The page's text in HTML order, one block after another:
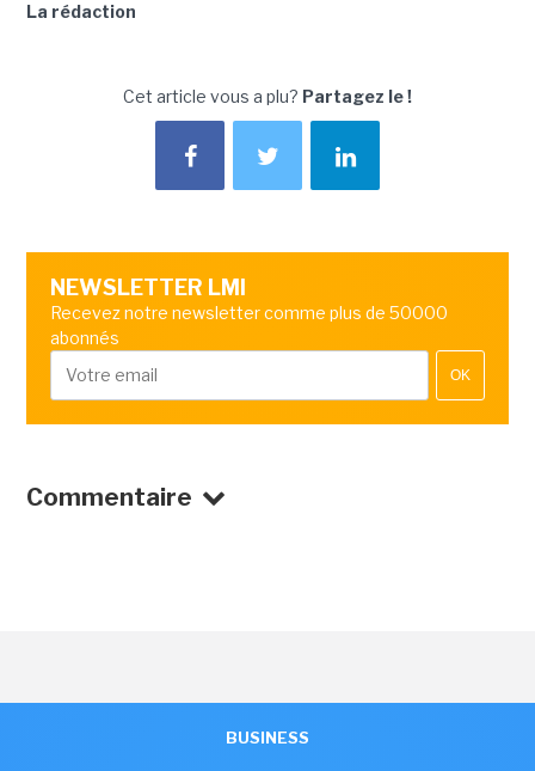
La rédaction
Cet article vous a plu? Partagez le !
NEWSLETTER LMI
Recevez notre newsletter comme plus de 50000
abonnés
OK
Commentaire
BUSINESS